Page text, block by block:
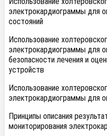
электрокардиограммы для
состояний
Использование
электрокардиограммы для
безопасности лечения и
устройств
Использование
электрокардиограммы для
Принципы описания
мониторирования